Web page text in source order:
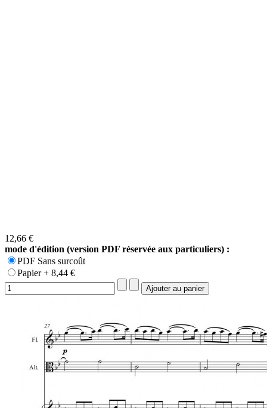
12,66 €
mode d'édition (version PDF réservée aux particuliers) :
PDF Sans surcoût
Papier + 8,44 €